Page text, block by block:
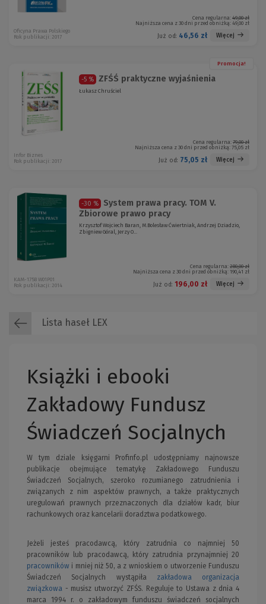
Cena regularna: 49,00 zł
Najniższa cena z 30 dni przed obniżką: 49,00 zł
Już od: 46,56 zł Więcej
Oficyna Prawa Polskiego
Rok publikacji: 2017
Promocja!
-5 % ZFŚŚ praktyczne wyjaśnienia
Łukasz Chruściel
Cena regularna: 79,00 zł
Najniższa cena z 30 dni przed obniżką: 75,05 zł
Już od: 75,05 zł Więcej
Infor Biznes
Rok publikacji: 2017
-30 %
System prawa pracy. TOM V.
Zbiorowe prawo pracy
Krzysztof Wojciech Baran, M.Bolesław Ćwiertniak, Andrzej Dziadzio,
Zbigniew Góral, Jerzy O...
Cena regularna: 280,00 zł
Najniższa cena z 30 dni przed obniżką: 190,41 zł
Już od: 196,00 zł Więcej
KAM-1758 W01P01
Rok publikacji: 2014
Lista haseł LEX
Książki i ebooki
Zakładowy Fundusz
Świadczeń Socjalnych
W tym dziale księgarni Profinfo.pl udostępniamy najnowsze
publikacje obejmujące tematykę Zakładowego Funduszu
Świadczeń Socjalnych, szeroko rozumianego zatrudnienia i
związanych z nim aspektów prawnych, a także praktycznych
uregulowań prawnych przeznaczonych dla działów kadr, biur
rachunkowych oraz kancelarii doradztwa podatkowego.
Jeżeli jesteś pracodawcą, który zatrudnia co najmniej 50
pracowników lub pracodawcą, który zatrudnia przynajmniej 20
pracowników i mniej niż 50, a z wnioskiem o utworzenie Funduszu
Świadczeń Socjalnych wystąpiła zakładowa organizacja
związkowa - musisz utworzyć ZFŚS. Reguluje to Ustawa z dnia 4
marca 1994 r. o zakładowym funduszu świadczeń socjalnych